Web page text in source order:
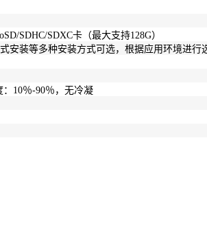
SDHC/SDXC卡（最大支持128G）
安装等多种安装方式可选，根据应用环境进行
10％-90％，无冷凝